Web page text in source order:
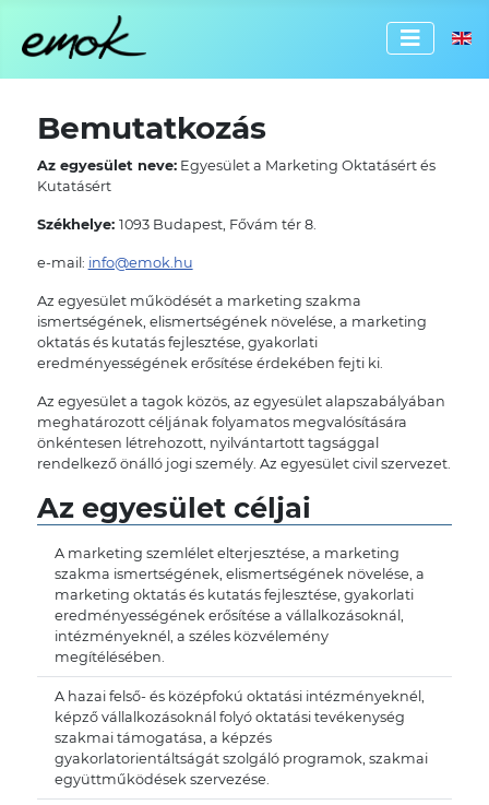
Bemutatkozás
Az egyesület neve:Egyesület a Marketing Oktatásért és
Kutatásért
Székhelye: 1093 Budapest, Fővám tér 8.
e-mail: info@emok.hu
Az egyesület működését a marketing szakma
ismertségének, elismertségének növelése, a marketing
oktatás és kutatás fejlesztése, gyakorlati
eredményességének erősítése érdekében fejti ki.
Az egyesület a tagok közös, az egyesület alapszabályában
meghatározott céljának folyamatos megvalósítására
önkéntesen létrehozott, nyilvántartott tagsággal
rendelkező önálló jogi személy. Az egyesület civil szervezet.
Az egyesület céljai
A marketing szemlélet elterjesztése, a marketing
szakma ismertségének, elismertségének növelése, a
marketing oktatás és kutatás fejlesztése, gyakorlati
eredményességének erősítése a vállalkozásoknál,
intézményeknél, a széles közvélemény
megítélésében.
A hazai felső- és középfokú oktatási intézményeknél,
képző vállalkozásoknál folyó oktatási tevékenység
szakmai támogatása, a képzés
gyakorlatorientáltságát szolgáló programok, szakmai
együttműködések szervezése.